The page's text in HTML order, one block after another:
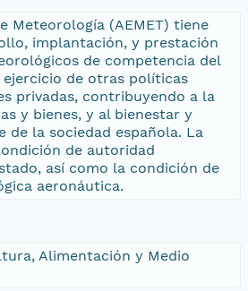
Meteorología (AEMET) tiene
implantación, y prestación
de competencia del
ejercicio de otras políticas
privadas, contribuyendo a la
y bienes, y al bienestar y
de la sociedad española. La
de autoridad
así como la condición de
aeronáutica.
Alimentación y Medio